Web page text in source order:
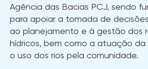
Agência das Bacias PCJ, sendo
para apoiar a tomada de
ao planejamento e à gestão dos
hídricos, bem como a atuação da
o uso dos rios pela comunidade.